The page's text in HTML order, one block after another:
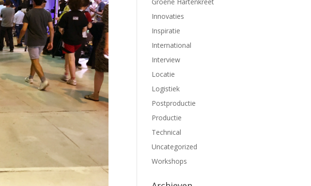
Innovaties
Inspiratie
International
Interview
Locatie
Logistiek
Postproductie
Productie
Technical
Uncategorized
Workshops